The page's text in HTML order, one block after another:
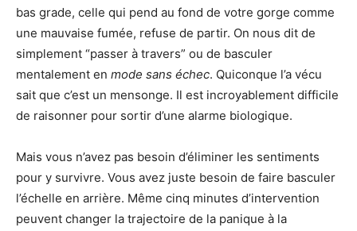
bas grade, celle qui pend au fond de votre gorge comme
une mauvaise fumée, refuse de partir. On nous dit de
simplement “passer à travers” ou de basculer
mentalement en mode sans échec. Quiconque l’a vécu
sait que c’est un mensonge. Il est incroyablement difficile
de raisonner pour sortir d’une alarme biologique.
Mais vous n’avez pas besoin d’éliminer les sentiments
pour y survivre. Vous avez juste besoin de faire basculer
l’échelle en arrière. Même cinq minutes d’intervention
peuvent changer la trajectoire de la panique à la